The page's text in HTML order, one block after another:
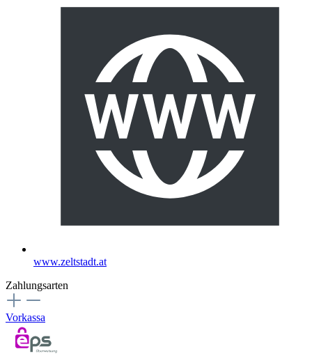
www.zeltstadt.at
Zahlungsarten
Vorkassa